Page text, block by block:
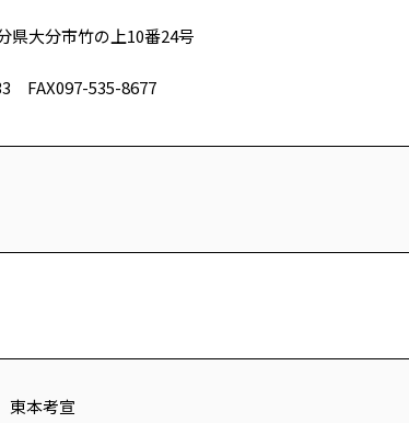
大分市竹の上10番24号
FAX097-535-8677
本考宣